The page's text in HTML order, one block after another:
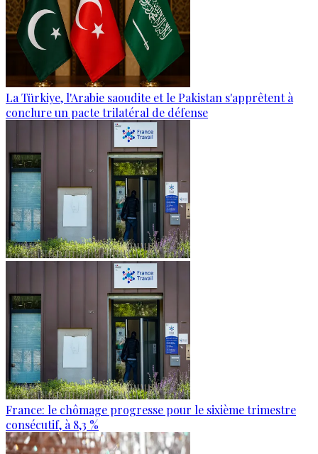
La Türkiye, l'Arabie saoudite et le Pakistan s'apprêtent à
conclure un pacte trilatéral de défense
France: le chômage progresse pour le sixième trimestre
consécutif, à 8,3 %